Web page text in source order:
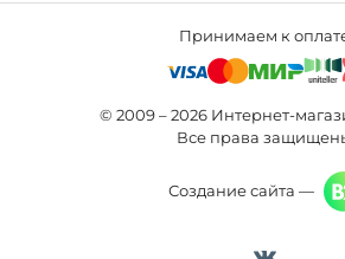
Принимаем к
© 2009 – 2026 Интернет-
Все права
Создание сайта —